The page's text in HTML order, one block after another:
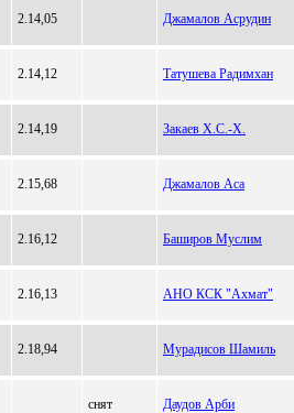
2.14,05 Джамалов Асрудин
2.14,12 Татушева Радимхан
2.14,19 Закаев Х.С.-Х.
2.15,68 Джамалов Аса
2.16,12 Баширов Муслим
2.16,13 АНО КСК "Ахмат"
2.18,94 Мурадисов Шамиль
снят Даудов Арби